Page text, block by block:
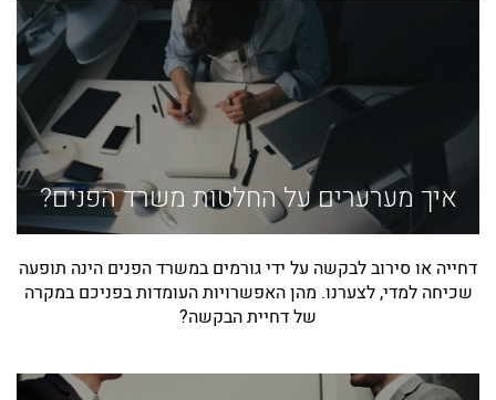
איך מערערים על החלטות משרד הפנים?
דחייה או סירוב לבקשה על ידי גורמים במשרד הפנים הינה תופעה
שכיחה למדי, לצערנו. מהן האפשרויות העומדות בפניכם במקרה
של דחיית הבקשה?